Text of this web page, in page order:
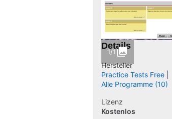
1/1
Details
Hersteller
Practice Tests Free
Alle Programme (10)
Lizenz
Kostenlos